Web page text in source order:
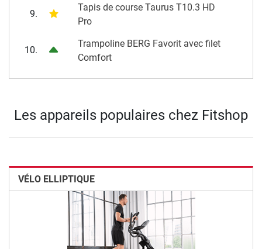
9.
Tapis de course Taurus T10.3 HD
Pro
10.
Trampoline BERG Favorit avec filet
Comfort
Les appareils populaires chez Fitshop
VÉLO ELLIPTIQUE